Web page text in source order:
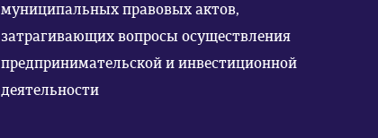
муниципальных правовых актов,
затрагивающих вопросы осуществления
предпринимательской и инвестиционной
деятельности